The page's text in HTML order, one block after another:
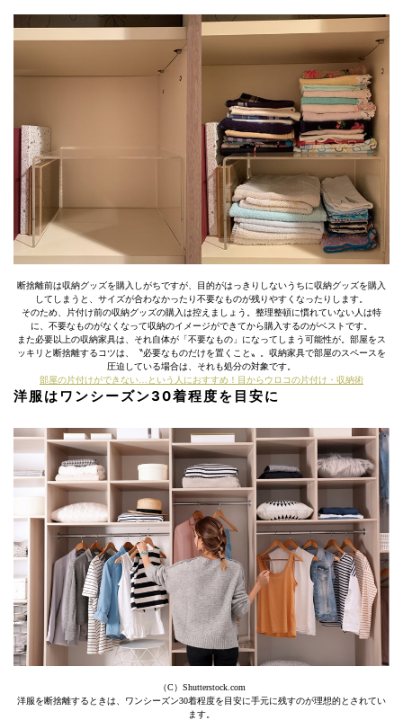
断捨離前は収納グッズを購入しがちですが、目的がはっきりしないうちに収納グッズを購入
してしまうと、サイズが合わなかったり不要なものが残りやすくなったりします。
そのため、片付け前の収納グッズの購入は控えましょう。整理整頓に慣れていない人は特
に、不要なものがなくなって収納のイメージができてから購入するのがベストです。
また必要以上の収納家具は、それ自体が「不要なもの」になってしまう可能性が。部屋をス
ッキリと断捨離するコツは、〝必要なものだけを置くこと〟。収納家具で部屋のスペースを
圧迫している場合は、それも処分の対象です。
部屋の片付けができない…という人におすすめ！目からウロコの片付け・収納術
洋服はワンシーズン30着程度を目安に
（C）Shutterstock.com
洋服を断捨離するときは、ワンシーズン30着程度を目安に手元に残すのが理想的とされてい
ます。